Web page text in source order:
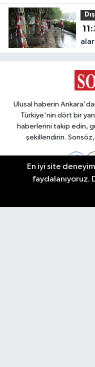
Ulusal haberin
Türkiye'nin dört bir
haberlerini takip edin,
şekillendirin.
Ankara Nöbetçi
En iyi site
faydalanıyoruz.